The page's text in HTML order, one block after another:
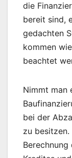
die
bereit sind,
gedachten
kommen
beachtet
Nimmt man
bei der
zu